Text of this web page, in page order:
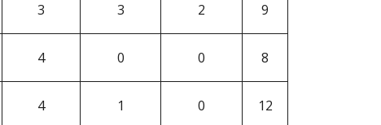
3 3 2 9
4 0 0 8
4 1 0 12